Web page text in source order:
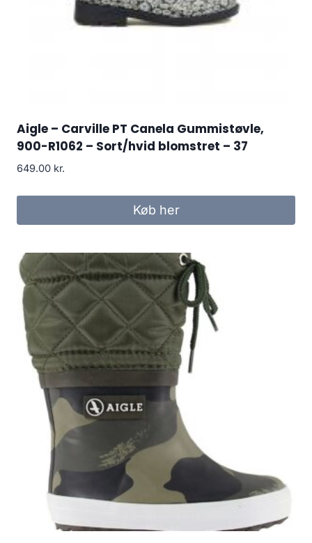
Aigle – Carville PT Canela Gummistøvle,
900-R1062 – Sort/hvid blomstret – 37
649.00 kr.
Køb her